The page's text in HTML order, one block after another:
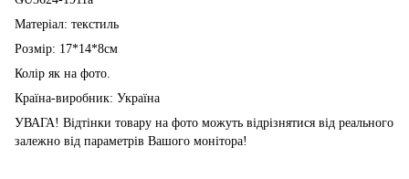
Матеріал: текстиль
Розмір: 17*14*8см
Колір як на фото.
Країна-виробник: Україна
УВАГА! Відтінки товару на фото можуть відрізнятися від реального
залежно від параметрів Вашого монітора!